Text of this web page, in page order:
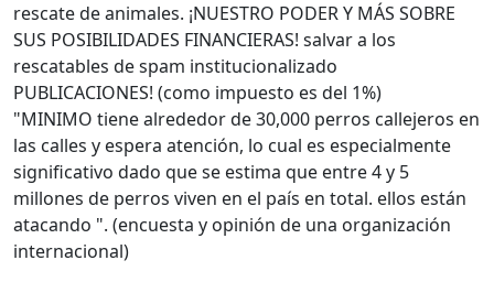
rescate de animales. ¡NUESTRO PODER Y MÁS SOBRE
SUS POSIBILIDADES FINANCIERAS! salvar a los
rescatables de spam institucionalizado
PUBLICACIONES! (como impuesto es del 1%)
"MINIMO tiene alrededor de 30,000 perros callejeros en
las calles y espera atención, lo cual es especialmente
significativo dado que se estima que entre 4 y 5
millones de perros viven en el país en total. ellos están
atacando ". (encuesta y opinión de una organización
internacional)